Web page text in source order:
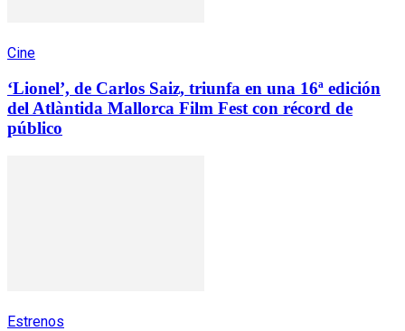
Cine
‘Lionel’, de Carlos Saiz, triunfa en una 16ª edición
del Atlàntida Mallorca Film Fest con récord de
público
Estrenos